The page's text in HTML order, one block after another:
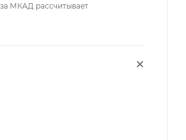
МКАД рассчитывает